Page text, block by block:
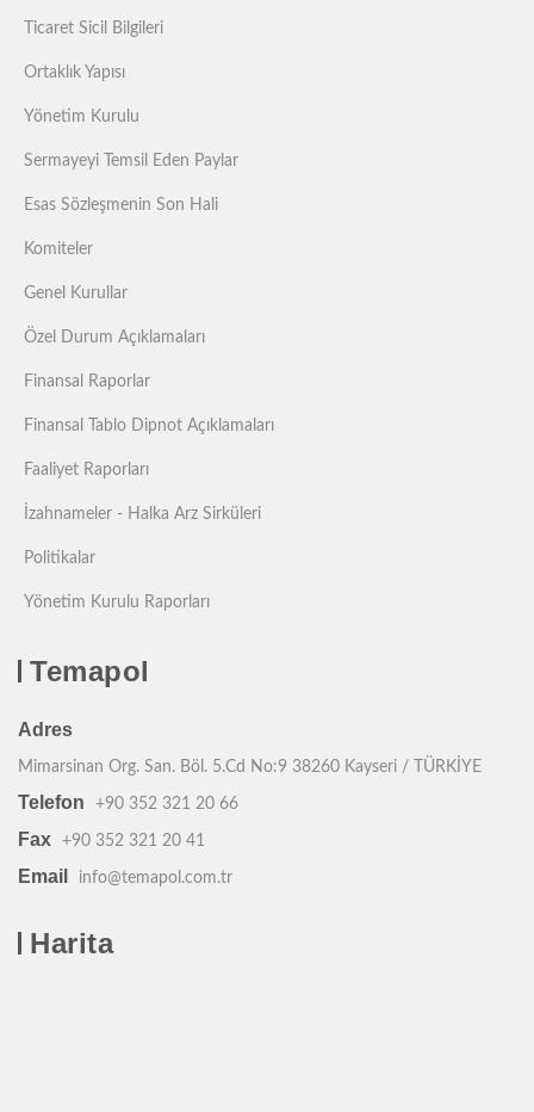
Ticaret Sicil Bilgileri
Ortaklık Yapısı
Yönetim Kurulu
Sermayeyi Temsil Eden Paylar
Esas Sözleşmenin Son Hali
Komiteler
Genel Kurullar
Özel Durum Açıklamaları
Finansal Raporlar
Finansal Tablo Dipnot Açıklamaları
Faaliyet Raporları
İzahnameler - Halka Arz Sirküleri
Politikalar
Yönetim Kurulu Raporları
Temapol
Adres
Mimarsinan Org. San. Böl. 5.Cd No:9 38260 Kayseri / TÜRKİYE
Telefon +90 352 321 20 66
Fax +90 352 321 20 41
Email info@temapol.com.tr
Harita